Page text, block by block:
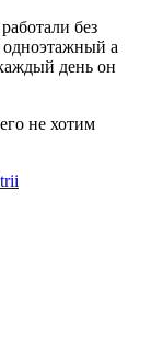
без
одноэтажный а
день он
не хотим